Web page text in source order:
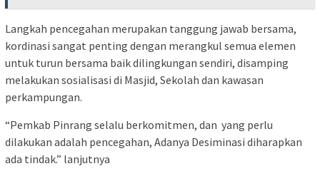
Langkah pencegahan merupakan tanggung jawab bersama,
kordinasi sangat penting dengan merangkul semua elemen
untuk turun bersama baik dilingkungan sendiri, disamping
melakukan sosialisasi di Masjid, Sekolah dan kawasan
perkampungan.
“Pemkab Pinrang selalu berkomitmen, dan yang perlu
dilakukan adalah pencegahan, Adanya Desiminasi diharapkan
ada tindak.” lanjutnya